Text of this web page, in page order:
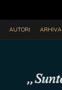
AUTORI ARHIVA